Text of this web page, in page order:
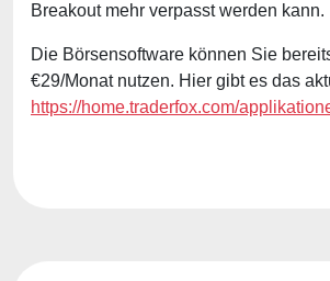
Breakout mehr verpasst werden kann.
Die Börsensoftware können Sie
€29/Monat nutzen. Hier gibt es das
https://home.traderfox.com/